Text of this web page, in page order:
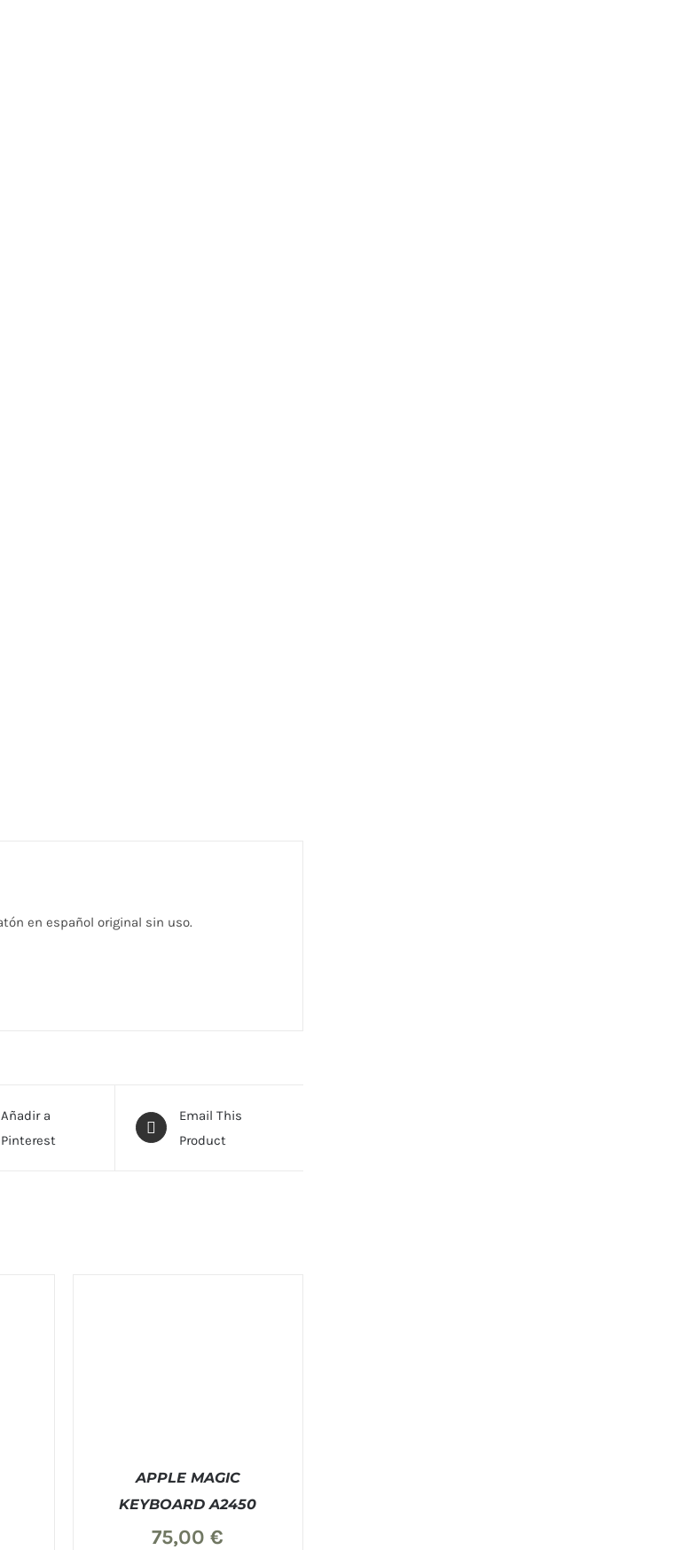
en español original sin uso.
Añadir a
Pinterest
Email This
Product
COMPRAR / DETALLES
APPLE MAGIC
KEYBOARD A2450
75,00€